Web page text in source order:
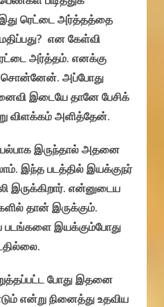
ரெட்டை அர்த்தத்தை
என கேள்வி
அர்த்தம். எனக்கு
சொன்னேன். அப்போது
இடையே தானே பேசிக்
விளக்கம் அளித்தேன்.
இருந்தால் அதனை
இந்த படத்தில் இயக்குநர்
இருக்கிறார். என்னுடைய
தான் இருக்கும்.
இயக்கும்போது
போது இதனை
என்று நினைத்து உதவிய